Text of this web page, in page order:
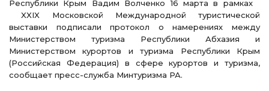
Республики Крым Вадим Волченко 16 марта в рамках
XXIX Московской Международной туристической
выставки подписали протокол о намерениях между
Министерством туризма Республики Абхазия и
Министерством курортов и туризма Республики Крым
(Российская Федерация) в сфере курортов и туризма,
сообщает пресс-служба Минтуризма РА.